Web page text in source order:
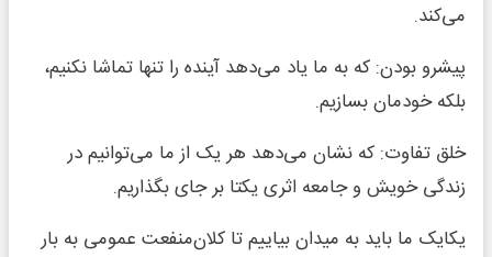
می‌کند.
پیشرو بودن: که به ما یاد می‌دهد آینده را تنها تماشا نکنیم،
بلکه خودمان بسازیم.
خلق تفاوت: که نشان می‌دهد هر یک از ما می‌توانیم در
زندگی خویش و جامعه اثری یکتا بر جای بگذاریم.
یکایک ما باید به میدان بیاییم تا کلان‌منفعت عمومی به بار